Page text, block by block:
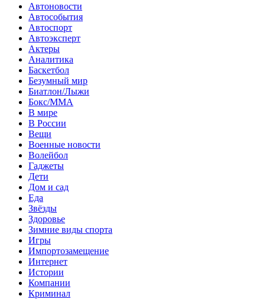
Автоновости
Автособытия
Автоспорт
Автоэксперт
Актеры
Аналитика
Баскетбол
Безумный мир
Биатлон/Лыжи
Бокс/MMA
В мире
В России
Вещи
Военные новости
Волейбол
Гаджеты
Дети
Дом и сад
Еда
Звёзды
Здоровье
Зимние виды спорта
Игры
Импортозамещение
Интернет
Истории
Компании
Криминал